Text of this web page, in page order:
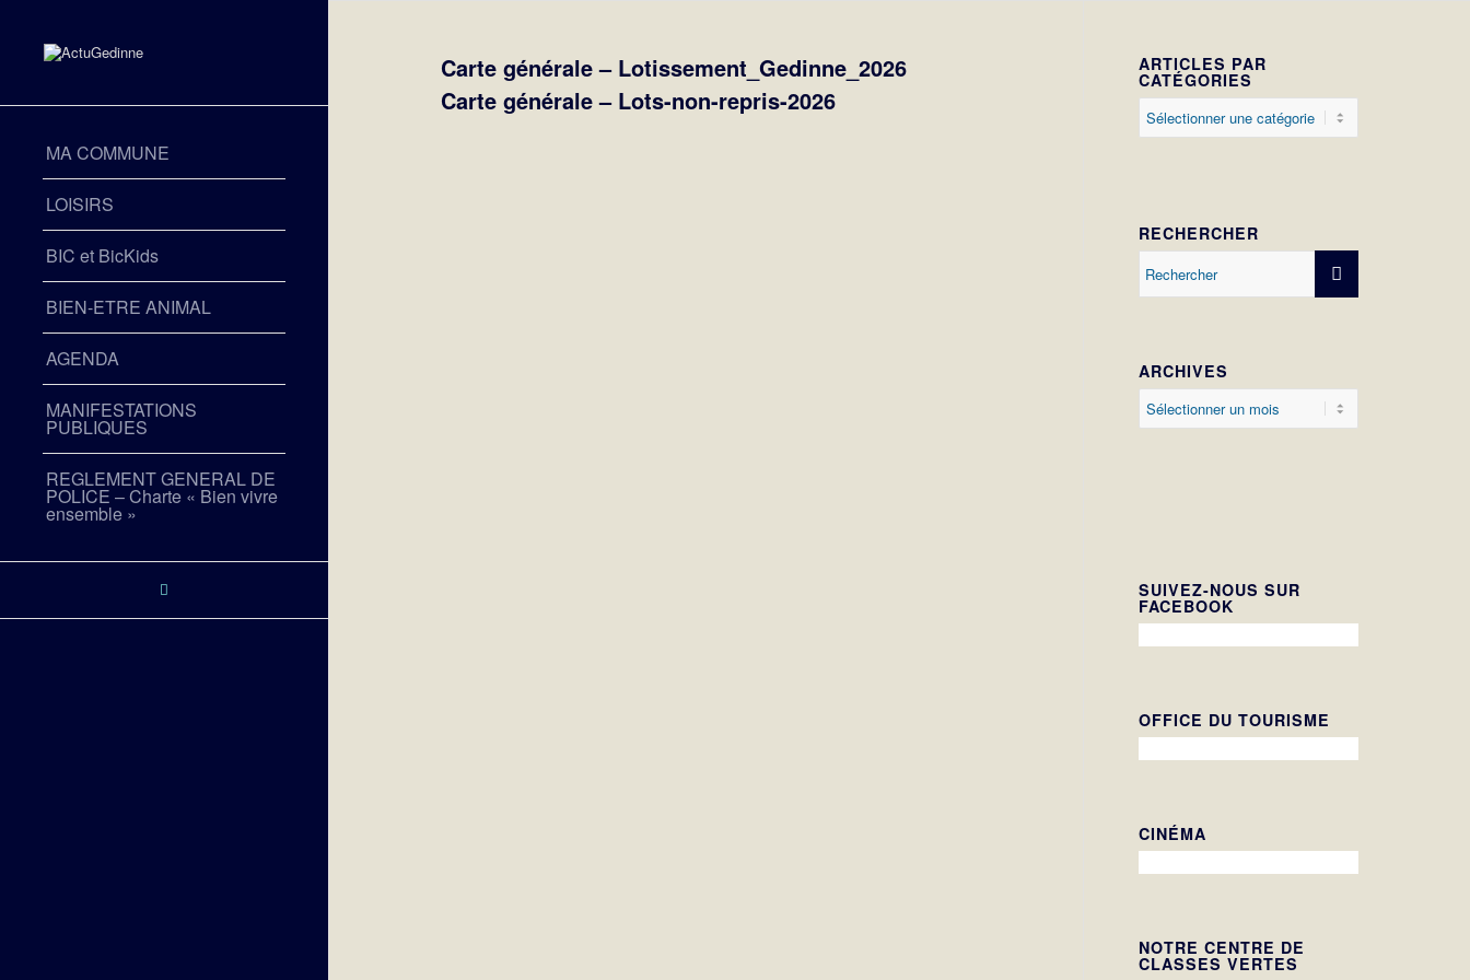
MA COMMUNE
LOISIRS
BIC et BicKids
BIEN-ETRE ANIMAL
AGENDA
MANIFESTATIONS
PUBLIQUES
REGLEMENT GENERAL DE
POLICE – Charte « Bien vivre
ensemble »
Carte générale – Lotissement_Gedinne_2026
Carte générale – Lots-non-repris-2026
ARTICLES PAR
CATÉGORIES
RECHERCHER
ARCHIVES
SUIVEZ-NOUS SUR
FACEBOOK
OFFICE DU TOURISME
CINÉMA
NOTRE CENTRE DE
CLASSES VERTES